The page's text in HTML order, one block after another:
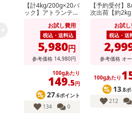
◎一貫したワンストップ生産体制
シラスウナギの採捕から養殖、加工ま
おります。
高知県産うなぎは漁師が採捕した後、
集荷したうなぎは（5万匹〜10万匹）
内の地下水に7日〜10日間泳がせ健康
殖場に池入れされます。
当社養殖場にて6〜12ヶ月間で体重1
うなぎを池上げして当社の鰻加工場（
し、地下天然水（四万十川主流域にあ
【計4kg/200g×20パ
ック】アトランティ
切り落としお試し費用
税込・送料込
5,980円
参考価格 14,980円
100gあたり
149.5円
27.6ポイント
134
0
【予約受付】
次出荷【約2kg
玉数おまかせ
お試
税込・送
参考価格 オ
100gあたり
13.8ポ
212